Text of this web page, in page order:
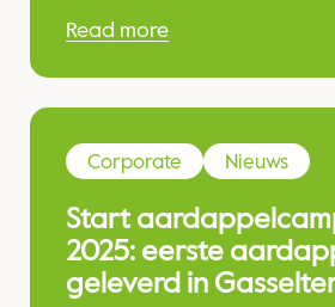
Read more
Corporate Nieuws
Start
2025: eerste
geleverd in